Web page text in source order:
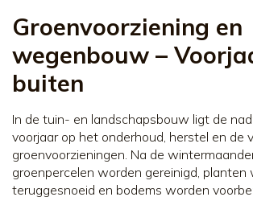
Groenvoorziening en
wegenbouw –
buiten
In de tuin- en landschapsbouw ligt de
voorjaar op het onderhoud, herstel en de
groenvoorzieningen. Na de
groenpercelen worden gereinigd, planten
teruggesnoeid en bodems worden